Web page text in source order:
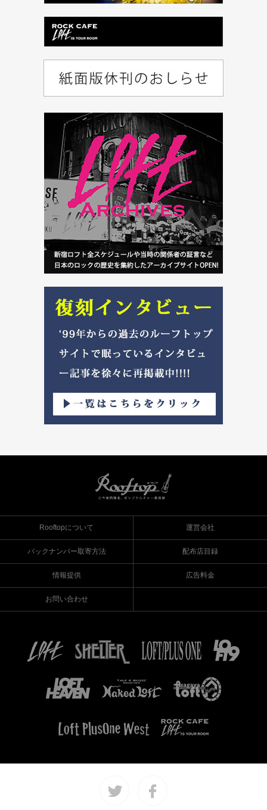
Rooftopについて 運営会社
バックナンバー取寄方法 配布店目録
情報提供 広告料金
お問い合わせ